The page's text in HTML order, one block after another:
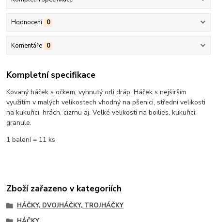
Hodnocení 0
Komentáře 0
Kompletní specifikace
Kovaný háček s očkem, vyhnutý orli dráp. Háček s nejširším
využitím v malých velikostech vhodný na pšenici, střední velikosti
na kukuřici, hrách, cizrnu aj. Velké velikosti na boilies, kukuřici,
granule.
1 balení = 11 ks
Zboží zařazeno v kategoriích
HÁČKY, DVOJHÁČKY, TROJHÁČKY